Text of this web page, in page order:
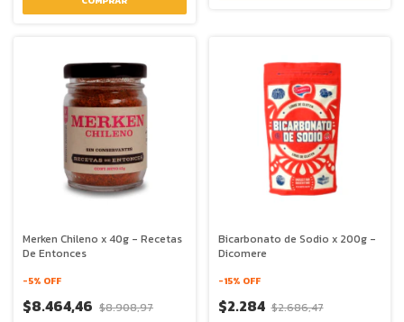
Merken Chileno x 40g - Recetas
De Entonces
-5% OFF
$8.464,46 $8.908,97
Bicarbonato de Sodio x 200g -
Dicomere
-15% OFF
$2.284 $2.686,47